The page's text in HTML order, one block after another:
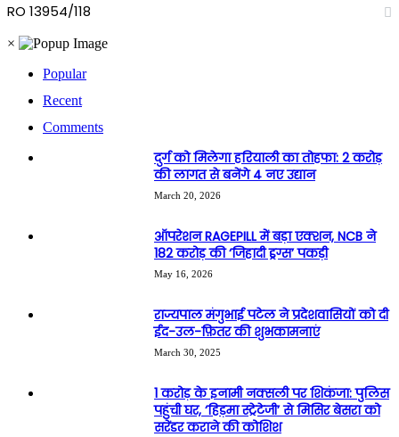
RO 13954/118
×
Popular
Recent
Comments
दुर्ग को मिलेगा हरियाली का तोहफा: 2 करोड़
की लागत से बनेंगे 4 नए उद्यान
March 20, 2026
ऑपरेशन RAGEPILL में बड़ा एक्शन, NCB ने
182 करोड़ की ‘जिहादी ड्रग्स’ पकड़ी
May 16, 2026
राज्यपाल मंगुभाई पटेल ने प्रदेशवासियों को दी
ईद-उल-फ़ितर की शुभकामनाएं
March 30, 2025
1 करोड़ के इनामी नक्सली पर शिकंजा: पुलिस
पहुंची घर, ‘हिड़मा स्ट्रेटेजी’ से मिसिर बेसरा को
सरेंडर कराने की कोशिश